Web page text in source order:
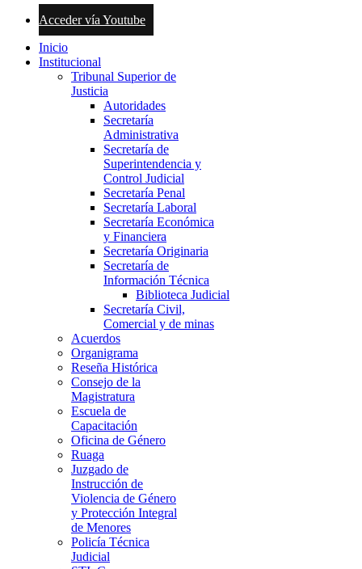
Acceder vía Youtube
Inicio
Institucional
Tribunal Superior de
Justicia
Autoridades
Secretaría
Administrativa
Secretaría de
Superintendencia y
Control Judicial
Secretaría Penal
Secretaría Laboral
Secretaría Económica
y Financiera
Secretaría Originaria
Secretaría de
Información Técnica
Biblioteca Judicial
Secretaría Civil,
Comercial y de minas
Acuerdos
Organigrama
Reseña Histórica
Consejo de la
Magistratura
Escuela de
Capacitación
Oficina de Género
Ruaga
Juzgado de
Instrucción de
Violencia de Género
y Protección Integral
de Menores
Policía Técnica
Judicial